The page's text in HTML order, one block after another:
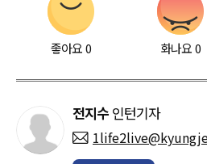
좋아요0 화나요0
전지수 인턴기자